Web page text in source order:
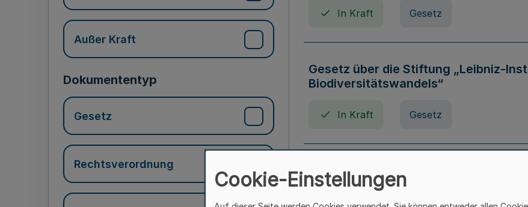
Außer Kraft
Dokumententyp
Gesetz
Rechtsverordnung
In Kraft Gesetz
Gesetz über die Stiftung „Leibniz-
Biodiversitätswandels“
In Kraft Gesetz
Gesetz über die Kunsthochschulen
(Kunsthochschulgesetz - KunstHG)
Cookie-Einstellungen